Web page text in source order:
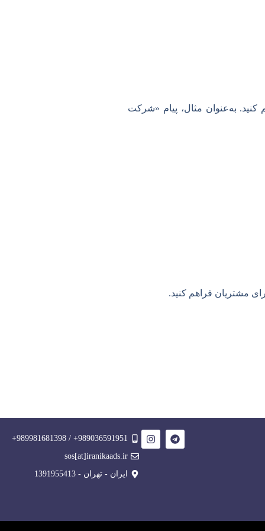
کنید. به‌عنوان مثال، پیام «شرکت
مشتریان فراهم کنید.
989036591951+ / 989981681398+
sos[at]iranikaads.ir
ایران - تهران - 1391955413